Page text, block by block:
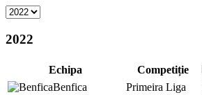
2022
Echipa
Competiție
Benfica
Primeira Liga